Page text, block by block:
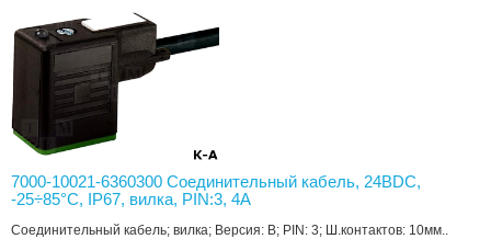
7000-10021-6360300 Соединительный кабель, 24ВDC,
-25÷85°C, IP67, вилка, PIN:3, 4А
Соединительный кабель; вилка; Версия: B; PIN: 3; Ш.контактов: 10мм..